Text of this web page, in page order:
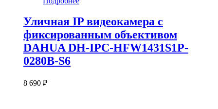
Уличная IP видеокамера c
фиксированным объективом
DAHUA DH-IPC-HFW1431S1P-
0280B-S6
8 690 ₽